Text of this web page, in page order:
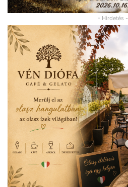
- Hirdetés -